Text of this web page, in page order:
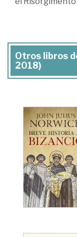
Otros libros
2018)